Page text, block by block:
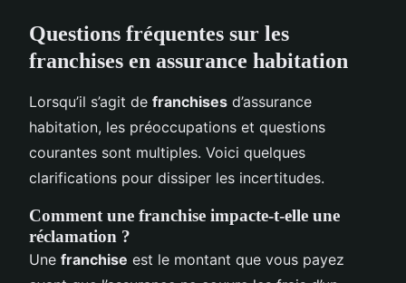
Questions fréquentes sur les
franchises en assurance habitation
Lorsqu’il s’agit de franchises d’assurance
habitation, les préoccupations et questions
courantes sont multiples. Voici quelques
clarifications pour dissiper les incertitudes.
Comment une franchise impacte-t-elle une
réclamation ?
Une franchise est le montant que vous payez